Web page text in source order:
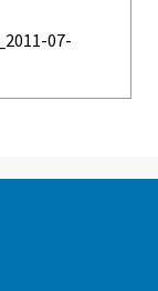
07-